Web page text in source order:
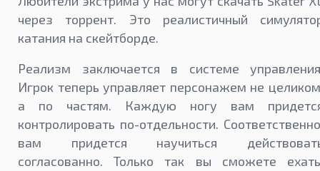
через торрент. Это реалистичный
катания на скейтборде.
Реализм заключается в системе
Игрок теперь управляет персонажем не
а по частям. Каждую ногу вам
контролировать по-отдельности.
вам придется научиться
согласованно. Только так вы сможете